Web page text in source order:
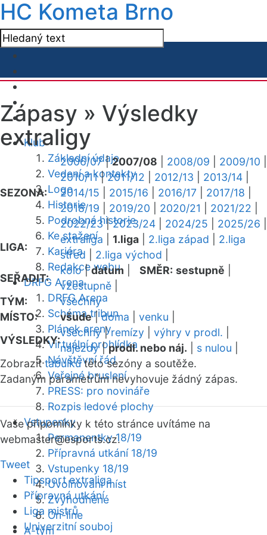
HC Kometa Brno
Klub
Základní údaje
Vedení a kontakty
Logo
Historie
Podrobná historie
Ke stažení
Kariéra
Redakce webu
DRFG Arena
DRFG Arena
Schéma tribun
Plánek areny
Virtuální prohlídka
Návštěvní řád
Veřejné bruslení
PRESS: pro novináře
Rozpis ledové plochy
Vstupenky
Permanentky 18/19
Přípravná utkání 18/19
Vstupenky 18/19
Uvolňování míst
Zvýhodněné
On-line
A-tým
Zápasy » Výsledky
extraligy
SEZONA:
2006/07|2007/08 2008/09 2009/10
2010/11|2011/12 2012/13 2013/14
2014/15
2015/16 2016/17 2017/18
2018/19
2019/20 2020/21 2021/22
2022/23|2023/24 2024/25 2025/26
LIGA:
extraliga 1.liga 2.liga západ
2.liga
střed
2.liga východ
SEŘADIT:
kolo|datum SMĚR: sestupně
vzestupně
TÝM:
všechny
MÍSTO:
všude|doma venku
VÝSLEDKY:
všechny|remízy výhry v prodl.
nájezdy|prodl. nebo náj. s nulou
Zobrazittabulkutéto sezóny a soutěže.
Zadaným parametrům nevyhovuje žádný zápas.
Vaše připomínky k této stránce uvítáme na
webmaster@esports.cz.
Tweet
Tipsport extraliga
Přípravná utkání
Liga mistrů
Univerzitní souboj